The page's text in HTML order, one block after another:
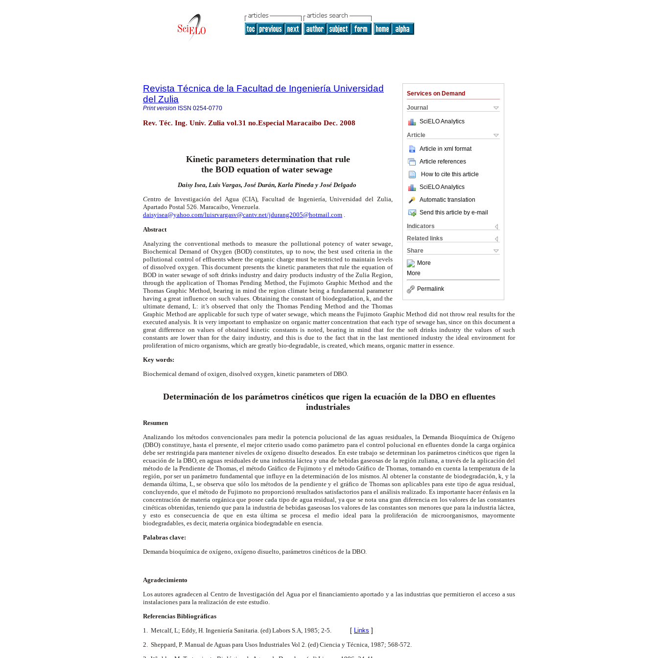
Services on Demand
Journal
SciELO Analytics
Article
Article in xml format
Article references
How to cite this article
SciELO Analytics
Automatic translation
Send this article by e-mail
Indicators
Related links
Share
More
More
Permalink
Revista Técnica de la Facultad de Ingeniería Universidad
del Zulia
Print version ISSN 0254-0770
Rev. Téc. Ing. Univ. Zulia vol.31 no.Especial Maracaibo Dec. 2008
Kinetic parameters determination that rule
the BOD equation of water sewage
Daisy Isea, Luis Vargas, José Durán, Karla Pineda y José Delgado
Centro de Investigación del Agua (CIA), Facultad de Ingeniería, Universidad del Zulia,
Apartado Postal 526. Maracaibo, Venezuela.
daisyisea@yahoo.com/luisrvargasv@cantv.net/jdurang2005@hotmail.com .
Abstract
Analyzing the conventional methods to measure the pollutional potency of water sewage,
Biochemical Demand of Oxygen (BOD) constitutes, up to now, the best used criteria in the
pollutional control of effluents where the organic charge must be restricted to maintain levels
of dissolved oxygen. This document presents the kinetic parameters that rule the equation of
BOD in water sewage of soft drinks industry and dairy products industry of the Zulia Region,
through the application of Thomas Pending Method, the Fujimoto Graphic Method and the
Thomas Graphic Method, bearing in mind the region climate being a fundamental parameter
having a great influence on such values. Obtaining the constant of biodegradation, k, and the
ultimate demand, L: it’s observed that only the Thomas Pending Method and the Thomas
Graphic Method are applicable for such type of water sewage, which means the Fujimoto Graphic Method did not throw real results for the
executed analysis. It is very important to emphasize on organic matter concentration that each type of sewage has, since on this document a
great difference on values of obtained kinetic constants is noted, bearing in mind that for the soft drinks industry the values of such
constants are lower than for the dairy industry, and this is due to the fact that in the last mentioned industry the ideal environment for
proliferation of micro organisms, which are greatly bio-degradable, is created, which means, organic matter in essence.
Key words:
Biochemical demand of oxigen, disolved oxygen, kinetic parameters of DBO.
Determinación de los parámetros cinéticos que rigen la ecuación de la DBO en efluentes
industriales
Resumen
Analizando los métodos convencionales para medir la potencia polucional de las aguas residuales, la Demanda Bioquímica de Oxígeno
(DBO) constituye, hasta el presente, el mejor criterio usado como parámetro para el control polucional en efluentes donde la carga orgánica
debe ser restringida para mantener niveles de oxígeno disuelto deseados. En este trabajo se determinan los parámetros cinéticos que rigen la
ecuación de la DBO, en aguas residuales de una industria láctea y una de bebidas gaseosas de la región zuliana, a través de la aplicación del
método de la Pendiente de Thomas, el método Gráfico de Fujimoto y el método Gráfico de Thomas, tomando en cuenta la temperatura de la
región, por ser un parámetro fundamental que influye en la determinación de los mismos. Al obtener la constante de biodegradación, k, y la
demanda última, L, se observa que sólo los métodos de la pendiente y el gráfico de Thomas son aplicables para este tipo de agua residual,
concluyendo, que el método de Fujimoto no proporcionó resultados satisfactorios para el análisis realizado. Es importante hacer énfasis en la
concentración de materia orgánica que posee cada tipo de agua residual, ya que se nota una gran diferencia en los valores de las constantes
cinéticas obtenidas, teniendo que para la industria de bebidas gaseosas los valores de las constantes son menores que para la industria láctea,
y esto es consecuencia de que en esta última se procesa el medio ideal para la proliferación de microorganismos, mayormente
biodegradables, es decir, materia orgánica biodegradable en esencia.
Palabras clave:
Demanda bioquímica de oxígeno, oxígeno disuelto, parámetros cinéticos de la DBO.
Agradecimiento
Los autores agradecen al Centro de Investigación del Agua por el financiamiento aportado y a las industrias que permitieron el acceso a sus
instalaciones para la realización de este estudio.
Referencias Bibliográficas
1. Metcalf, L; Eddy, H. Ingeniería Sanitaria. (ed) Labors S.A, 1985; 2-5.
[ Links ]
2. Sheppard, P. Manual de Aguas para Usos Industriales Vol 2. (ed) Ciencia y Técnica, 1987; 568-572.